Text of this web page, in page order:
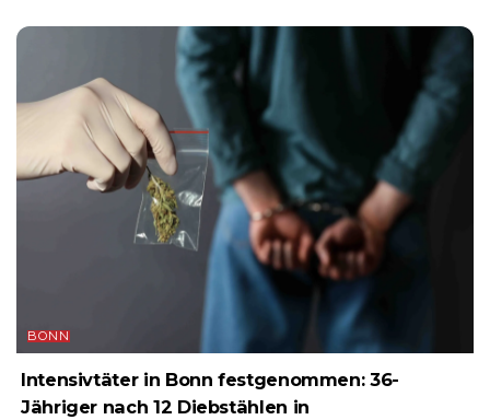
BONN
Intensivtäter in Bonn festgenommen: 36-
Jähriger nach 12 Diebstählen in